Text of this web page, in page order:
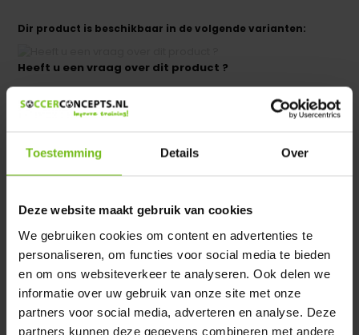
Toestemming Details Over
Deze website maakt gebruik van cookies
We gebruiken cookies om content en advertenties te
personaliseren, om functies voor social media te bieden
en om ons websiteverkeer te analyseren. Ook delen we
informatie over uw gebruik van onze site met onze
partners voor social media, adverteren en analyse. Deze
partners kunnen deze gegevens combineren met andere
Dir product is beschikbaar in de volgende varianten:
Heeft u een vraag over dit product ?
We helpen u graag met meer informatie
Verstuur email
Productomschrijving
Reviews
Delen